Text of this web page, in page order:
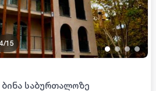
••••
4/15
ბინა საბურთალოზე